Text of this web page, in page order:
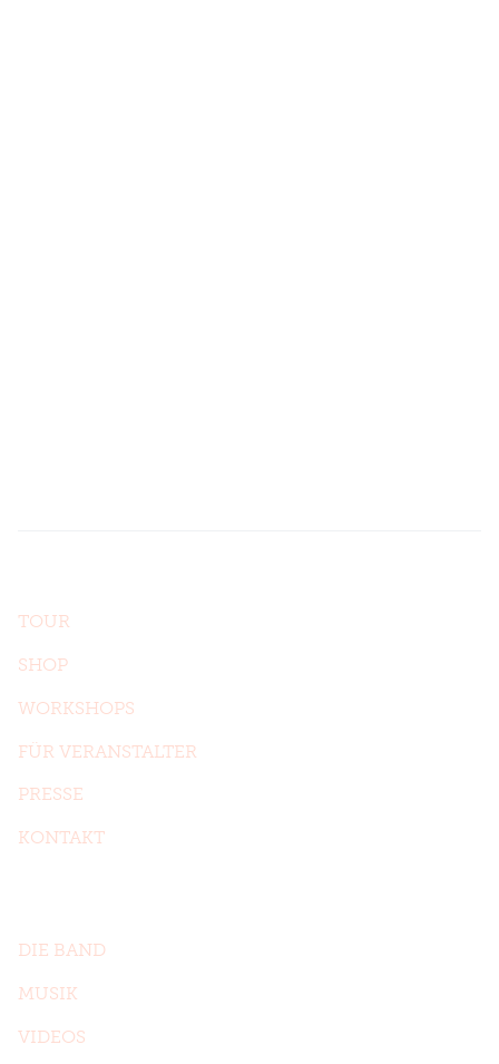
TOUR
SHOP
WORKSHOPS
FÜR VERANSTALTER
PRESSE
KONTAKT
DIE BAND
MUSIK
VIDEOS